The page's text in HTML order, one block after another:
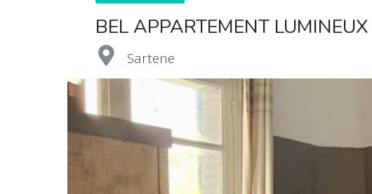
BEL APPARTEMENT
Sartene